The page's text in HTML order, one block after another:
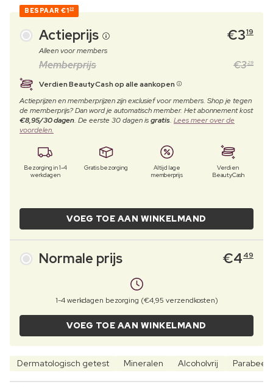
BESPAAR €130
Actieprijs €319
Alleen voor members
Memberprijs €329
Verdien BeautyCash op alle aankopen
Actieprijzen en memberprijzen zijn exclusief voor members. Shop je tegen
de memberprijs? Dan word je automatisch member. Het abonnement kost
€8,95/30 dagen. De eerste 30 dagen isgratis. Lees meer over de
voordelen.
Bezorging in 1-4
werkdagen
Gratis bezorging
Altijd lage
memberprijs
Verdien
BeautyCash
VOEG TOE AAN WINKELMAND
Normale prijs €4 49
1-4 werkdagen bezorging (€4,95 verzendkosten)
VOEG TOE AAN WINKELMAND
Dermatologisch getest Mineralen Alcoholvrij